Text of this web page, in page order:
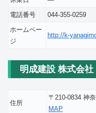
電話番号
044-355-0259
ホームペー
ジ
http://k-
明成建設 株式会社
住所
〒210-0834 神
MAP